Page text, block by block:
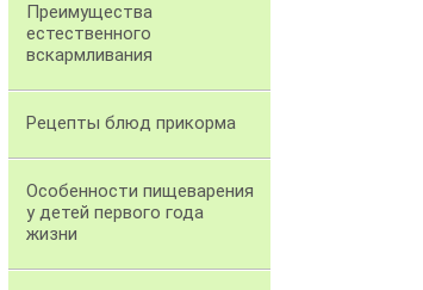
Преимущества
естественного
вскармливания
Рецепты блюд прикорма
Особенности пищеварения
у детей первого года
жизни